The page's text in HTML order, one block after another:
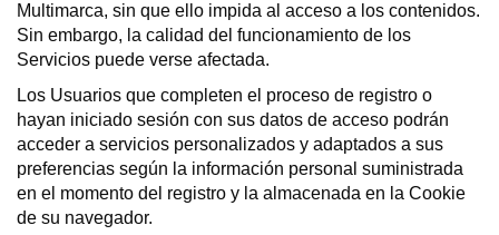
Multimarca, sin que ello impida al acceso a los contenidos.
Sin embargo, la calidad del funcionamiento de los
Servicios puede verse afectada.
Los Usuarios que completen el proceso de registro o
hayan iniciado sesión con sus datos de acceso podrán
acceder a servicios personalizados y adaptados a sus
preferencias según la información personal suministrada
en el momento del registro y la almacenada en la Cookie
de su navegador.